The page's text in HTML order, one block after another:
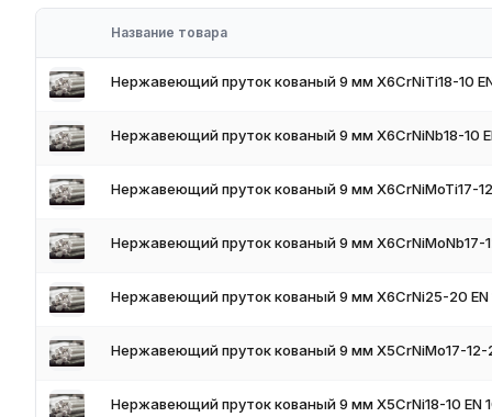
- Двутавр: Стандарт сечения ГОСТ 8239-89, Ходовые марки
- Швеллер: Стандарт сечения ГОСТ 8240-97, Ходовые марки
- Тавр: Стандарт сечения сварной/гнутый, Ходовые марки
- **Стандарт марок:** ГОСТ 5632-2014, ГОСТ 5949-2018
89 (двутавр), ГОСТ 2590-2006 (пруток г/к)
- **Контроль:** геометрия, толщина, сварной шов,
- Несущие каркасы и металлоконструкции в
- Ограждения, перила, окантовка, мебель (уголки **AISI
- Детали машин, валы, крепёж из прутка (**12Х18Н10Т**,
Сортамент и подкатегории
Название товара
Нержавеющий пруток кованый 9 мм X6CrNiTi18-10
Нержавеющий пруток кованый 9 мм X6CrNiNb18-10
Нержавеющий пруток кованый 9 мм X6CrNiMoTi17-
Нержавеющий пруток кованый 9 мм X6CrNiMoNb17-
Нержавеющий пруток кованый 9 мм X6CrNi25-20 EN
Нержавеющий пруток кованый 9 мм X5CrNiMo17-12-
Нержавеющий пруток кованый 9 мм X5CrNi18-10 EN